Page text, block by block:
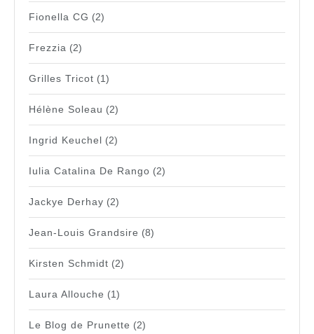
Fionella CG (2)
Frezzia (2)
Grilles Tricot (1)
Hélène Soleau (2)
Ingrid Keuchel (2)
Iulia Catalina De Rango (2)
Jackye Derhay (2)
Jean-Louis Grandsire (8)
Kirsten Schmidt (2)
Laura Allouche (1)
Le Blog de Prunette (2)